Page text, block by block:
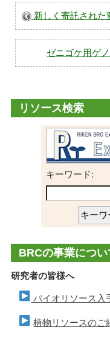
新しく寄託された
ゼニゴケ用ゲ
リソース検索
キーワード:
BRCの事業につい
研究者の皆様へ
バイオリソース入
植物リソースのご